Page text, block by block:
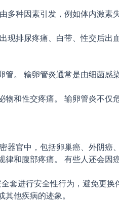
多种因素引发，例如体内激素
排尿疼痛、白带、性交后出血
。 输卵管炎通常是由细菌感
和性交疼痛。 输卵管炎不仅
官中，包括卵巢癌、外阴癌
和腹部疼痛。 有些人还会因
套进行安全性行为，避免更换
他疾病的迹象。